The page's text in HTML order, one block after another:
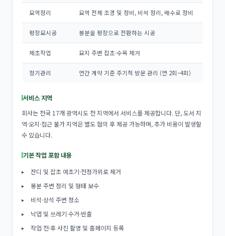
묘역정리 묘역 전체 조경 및 정비, 비석 정리, 배수로 정비
평장묘시공 봉분을 평장으로 전환하는 시공
제초작업 묘지 주변 잡초·수목 제거
정기관리 연간 계약 기준 주기적 방문 관리 (연 2회~4회)
서비스 지역
회사는 전국 17개 광역시도 전 지역에서 서비스를 제공합니다. 단, 도서 지
역·오지·접근 불가 지역은 별도 협의 후 제공 가능하며, 추가 비용이 발생할
수 있습니다.
기본 작업 포함 내용
잔디 및 잡초 예초기·전정가위로 제거
봉분 주변 정리 및 형태 보수
비석·상석 주변 청소
낙엽 및 쓰레기 수거·반출
작업 전·후 사진 촬영 및 홈페이지 등록